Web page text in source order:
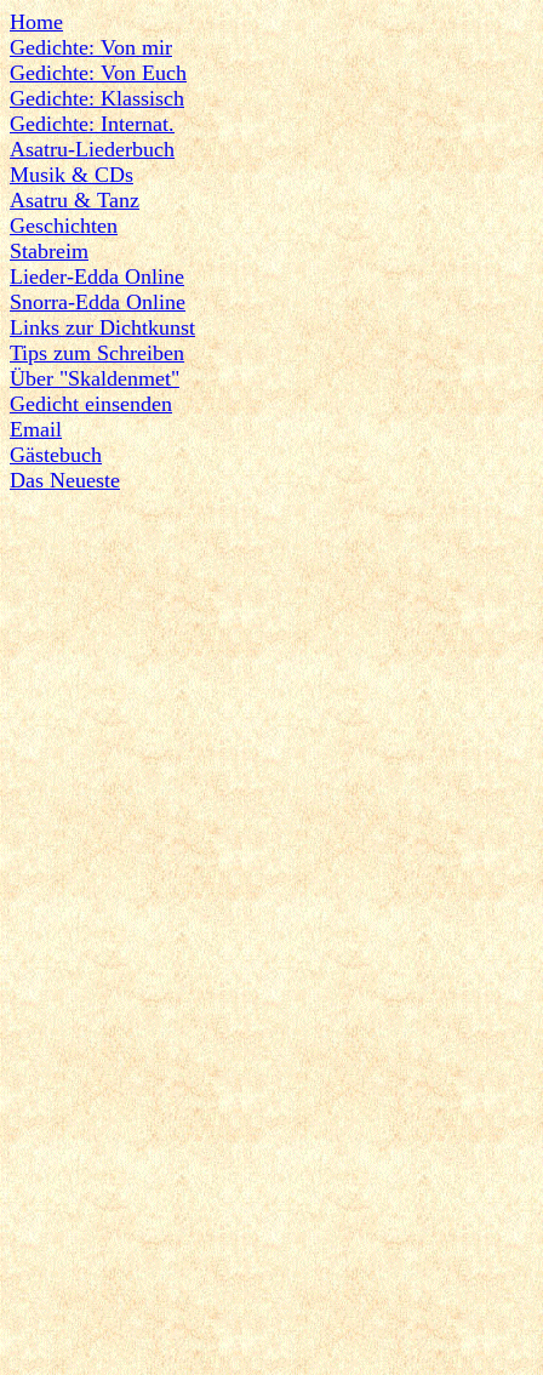
Home
Gedichte: Von mir
Gedichte: Von Euch
Gedichte: Klassisch
Gedichte: Internat.
Asatru-Liederbuch
Musik & CDs
Asatru & Tanz
Geschichten
Stabreim
Lieder-Edda Online
Snorra-Edda Online
Links zur Dichtkunst
Tips zum Schreiben
Über "Skaldenmet"
Gedicht einsenden
Email
Gästebuch
Das Neueste